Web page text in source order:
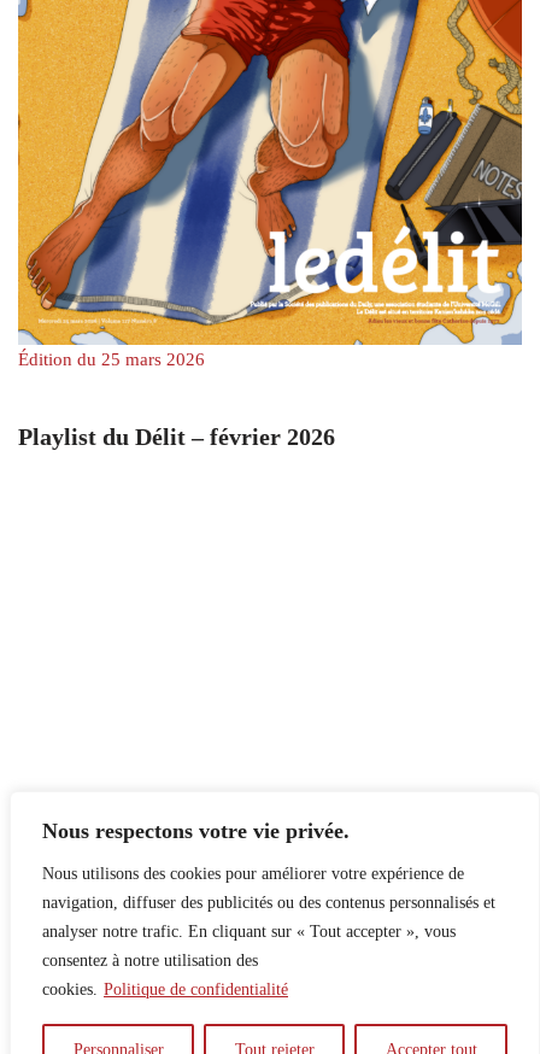
Nous respectons votre vie privée.
Nous utilisons des cookies pour améliorer votre expérience de
navigation, diffuser des publicités ou des contenus personnalisés et
analyser notre trafic. En cliquant sur « Tout accepter », vous
consentez à notre utilisation des
cookies. Politique de confidentialité
Personnaliser Tout rejeter Accepter tout
Édition du 25 mars 2026
Playlist du Délit – février 2026